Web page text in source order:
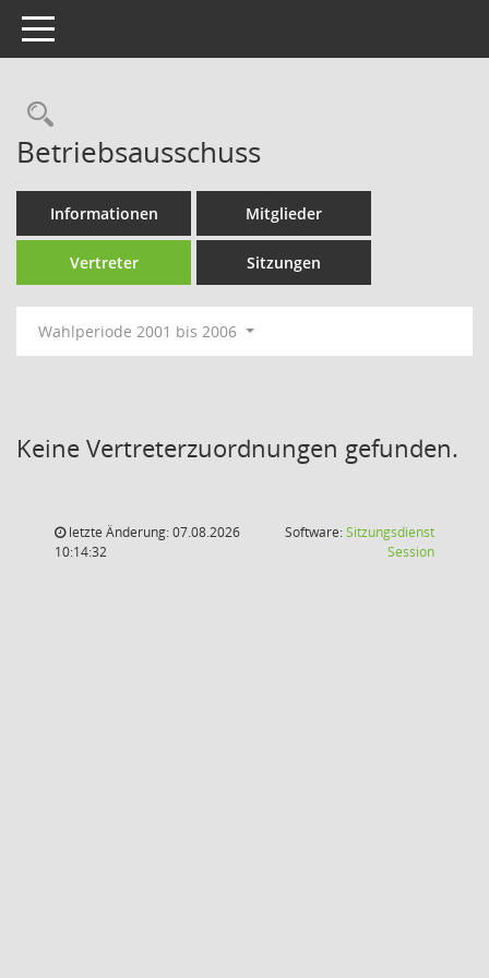
Toggle navigation
Rechercheauswahl
Betriebsausschuss
Informationen Mitglieder
Vertreter Sitzungen
Wahlperiode 2001 bis 2006
Keine Vertreterzuordnungen gefunden.
letzte Änderung: 07.08.2026
10:14:32
Software:Sitzungsdienst
Session(Wird in